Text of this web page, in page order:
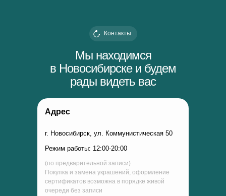
Мы находимся
в Новосибирске и будем
рады видеть вас
Контакты
Адрес
г. Новосибирск, ул. Коммунистическая 50
Режим работы: 12:00-20:00
(по предварительной записи)
Покупка и замена украшений, оформление
сертификатов возможна в порядке живой
очереди без записи